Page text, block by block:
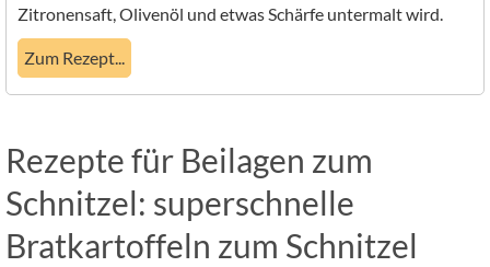
Zitronensaft, Olivenöl und etwas Schärfe untermalt wird.
Zum Rezept...
Rezepte für Beilagen zum
Schnitzel: superschnelle
Bratkartoffeln zum Schnitzel